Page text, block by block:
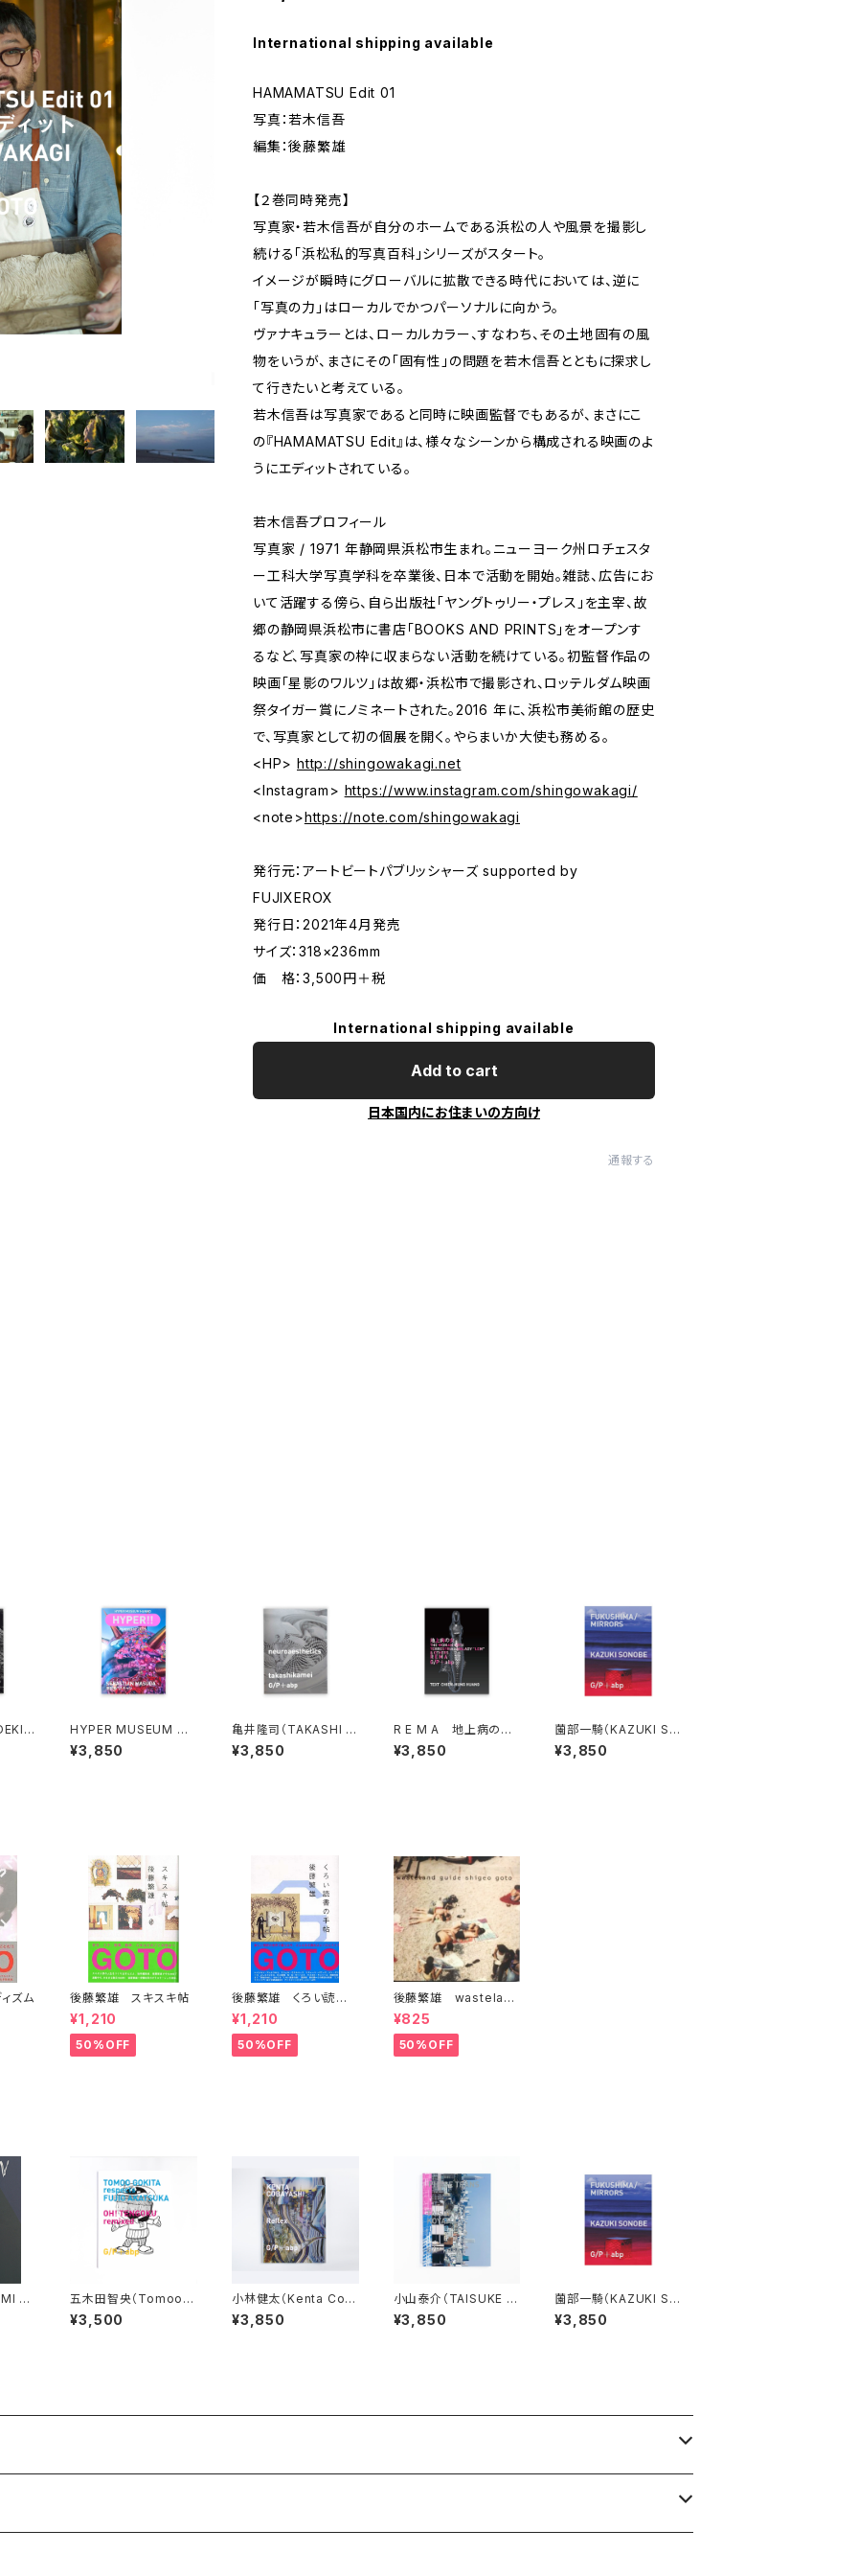
International shipping available
HAMAMATSU Edit 01
写真：若木信吾
編集：後藤繁雄
【２巻同時発売】
写真家・若木信吾が自分のホームである浜松の人や風景を撮影し
続ける「浜松私的写真百科」シリーズがスタート。
イメージが瞬時にグローバルに拡散できる時代においては、逆に
「写真の力」はローカルでかつパーソナルに向かう。
ヴァナキュラーとは、ローカルカラー、すなわち、その土地固有の風
物をいうが、まさにその「固有性」の問題を若木信吾とともに探求し
て行きたいと考えている。
若木信吾は写真家であると同時に映画監督でもあるが、まさにこ
の『HAMAMATSU Edit』は、様々なシーンから構成される映画のよ
うにエディットされている。
若木信吾プロフィール
写真家 / 1971 年静岡県浜松市生まれ。ニューヨーク州ロチェスタ
ー工科大学写真学科を卒業後、日本で活動を開始。雑誌、広告にお
いて活躍する傍ら、自ら出版社「ヤングトゥリー・プレス」を主宰、故
郷の静岡県浜松市に書店「BOOKS AND PRINTS」をオープンす
るなど、写真家の枠に収まらない活動を続けている。初監督作品の
映画「星影のワルツ」は故郷・浜松市で撮影され、ロッテルダム映画
祭タイガー賞にノミネートされた。2016 年に、浜松市美術館の歴史
で、写真家として初の個展を開く。やらまいか大使も務める。
<HP> http://shingowakagi.net
<Instagram> https://www.instagram.com/shingowakagi/
<note>https://note.com/shingowakagi
発行元：アートビートパブリッシャーズ supported by
FUJIXEROX
発行日：2021年4月発売
サイズ：318×236mm
価 格：3,500円＋税
International shipping available
Add to cart
日本国内にお住まいの方向け
通報する
HYPER MUSEUM HA
NNO: HYPER!! maga
zine 2026 増田セバス
¥3,850
亀井隆司（TAKASHI K
AMEI）neuroaestheti
cs
¥3,850
R E M A 地上病の女
THE WOMAN WITH
TERRESTRIAL MALA
¥3,850
薗部一騎（KAZUKI SO
NOBE）FUKUSHIMA/
MIRRORS
¥3,850
ズム 後藤繁雄 スキスキ帖
¥1,210
50%OFF
後藤繁雄 くろい読書
の手帖
¥1,210
50%OFF
後藤繁雄 wasteland
guide
¥825
50%OFF
H
五木田智央（Tomoo G
okita）OH! TENGOK
U remixed
¥3,500
小林健太（Kenta Cob
ayashi）Reflex
¥3,850
小山泰介（TAISUKE K
OYAMA）PHASE TRA
NS
¥3,850
薗部一騎（KAZUKI SO
NOBE）FUKUSHIMA/
MIRRORS
¥3,850